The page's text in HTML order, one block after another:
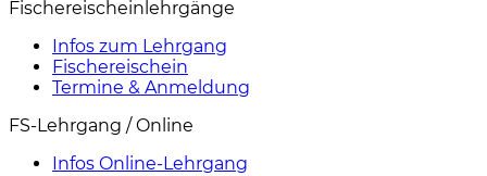
Fischereischeinlehrgänge
Infos zum Lehrgang
Fischereischein
Termine & Anmeldung
FS-Lehrgang / Online
Infos Online-Lehrgang